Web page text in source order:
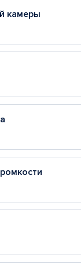
камеры